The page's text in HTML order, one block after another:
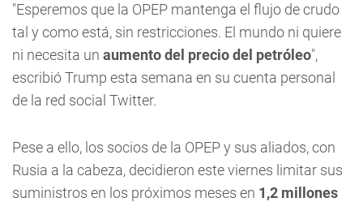
"Esperemos que la OPEP mantenga el flujo de crudo
tal y como está, sin restricciones. El mundo ni quiere
ni necesita un aumento del precio del petróleo",
escribió Trump esta semana en su cuenta personal
de la red social Twitter.
Pese a ello, los socios de la OPEP y sus aliados, con
Rusia a la cabeza, decidieron este viernes limitar sus
suministros en los próximos meses en 1,2 millones